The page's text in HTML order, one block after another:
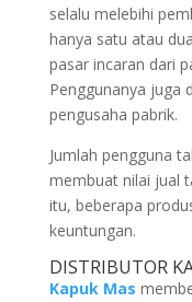
selalu melebihi
hanya satu atau
pasar incaran dari
Penggunanya juga
pengusaha pabrik.
Jumlah pengguna
membuat nilai jual
itu, beberapa
keuntungan.
DISTRIBUTOR
Kapuk Mas